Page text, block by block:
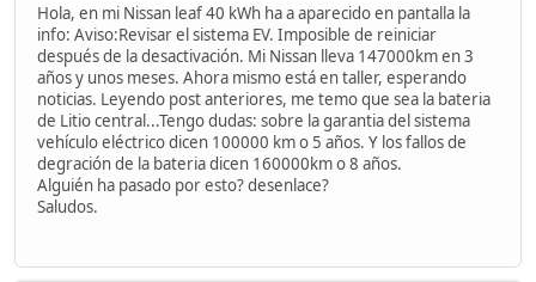
Hola, en mi Nissan leaf 40 kWh ha a aparecido en pantalla la
info: Aviso:Revisar el sistema EV. Imposible de reiniciar
después de la desactivación. Mi Nissan lleva 147000km en 3
años y unos meses. Ahora mismo está en taller, esperando
noticias. Leyendo post anteriores, me temo que sea la bateria
de Litio central...Tengo dudas: sobre la garantia del sistema
vehículo eléctrico dicen 100000 km o 5 años. Y los fallos de
degración de la bateria dicen 160000km o 8 años.
Alguién ha pasado por esto? desenlace?
Saludos.